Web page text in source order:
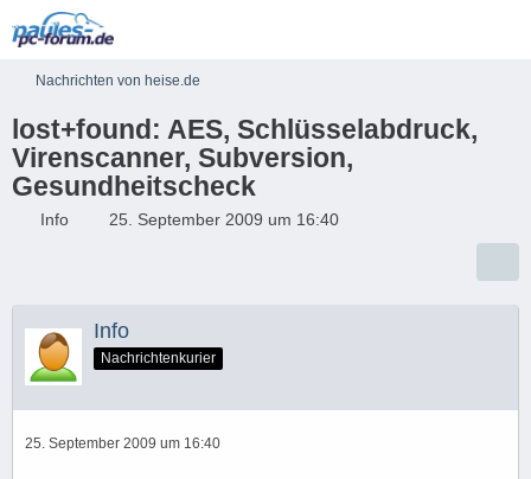
Nachrichten von heise.de
lost+found: AES, Schlüsselabdruck,
Virenscanner, Subversion,
Gesundheitscheck
Info 25. September 2009 um 16:40
Info
Nachrichtenkurier
25. September 2009 um 16:40